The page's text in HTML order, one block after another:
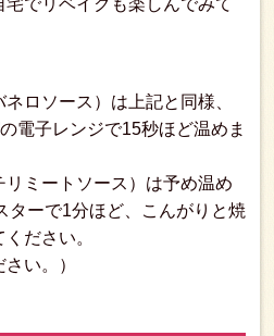
でリベイクも楽しんでみて
ロソース）は上記と同様、
電子レンジで15秒ほど温めま
リミートソース）は予め温め
ターで1分ほど、こんがりと焼
ださい。
い。）